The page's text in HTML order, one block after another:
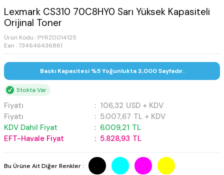
Lexmark CS310 70C8HY0 Sarı Yüksek Kapasiteli
Orijinal Toner
Ürün Kodu : PYRZ0014125
Ean : 734646436861
Baskı Kapasitesi %5 Yoğunlukta 3,000 Sayfadır.
Stokta Var
Fiyatı : 106,32 USD + KDV
Fiyatı
: 5.007,67 TL + KDV
KDV Dahil Fiyat
: 6.009,21 TL
EFT-Havale Fiyat
: 5.828,93 TL
Bu Ürüne Ait Diğer Renkler :